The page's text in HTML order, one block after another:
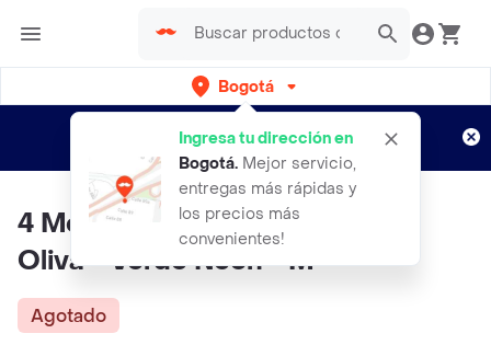
Bogotá
Ingresa tu dirección en
Bogotá. Mejor servicio,
entregas más rápidas y
los precios más
convenientes!
envíos gratis por semanas
Aplican TyC
4 Moments - Collar Pvc Verde
Oliva - Verde Neón - M
Agotado